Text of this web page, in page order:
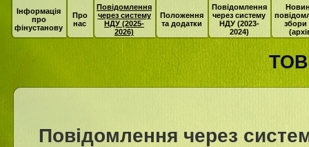
Інформація
про
фінустанову
Про
нас
Повідомлення
через систему
НДУ (2025-
2026)
Положення
та додатки
Повідомлення
через систему
НДУ (2023-
2024)
збори
Повідомлення через